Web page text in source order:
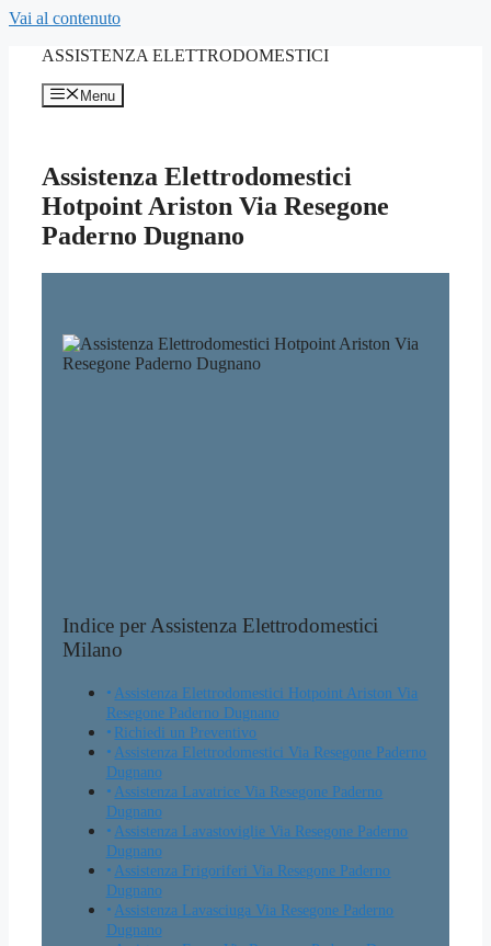
Vai al contenuto
ASSISTENZA ELETTRODOMESTICI
Menu
Assistenza Elettrodomestici
Hotpoint Ariston Via Resegone
Paderno Dugnano
Indice per Assistenza Elettrodomestici
Milano
Assistenza Elettrodomestici Hotpoint Ariston Via
Resegone Paderno Dugnano
Richiedi un Preventivo
Assistenza Elettrodomestici Via Resegone Paderno
Dugnano
Assistenza Lavatrice Via Resegone Paderno
Dugnano
Assistenza Lavastoviglie Via Resegone Paderno
Dugnano
Assistenza Frigoriferi Via Resegone Paderno
Dugnano
Assistenza Lavasciuga Via Resegone Paderno
Dugnano